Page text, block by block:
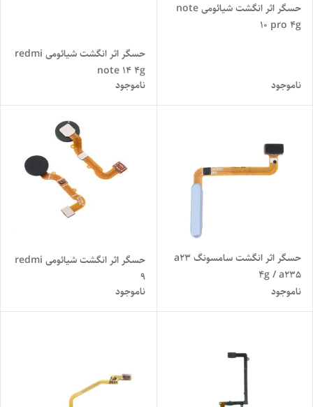
حسگر اثر انگشت شیائومی note
10 pro 4g
ناموجود
حسگر اثر انگشت شیائومی redmi
note 14 4g
ناموجود
حسگر اثر انگشت سامسونگ a23
4g / a235
ناموجود
حسگر اثر انگشت شیائومی redmi
9
ناموجود